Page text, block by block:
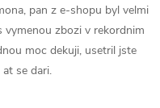
pan z e-shopu byl velmi
vymenou zbozi v rekordnim
moc dekuji, usetril jste
se dari.